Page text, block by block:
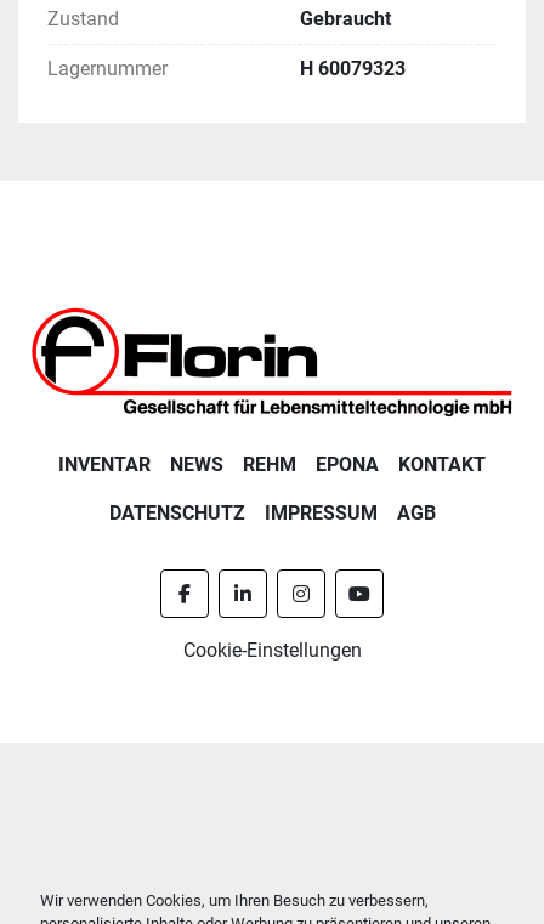
Wir verwenden Cookies, um Ihren Besuch zu verbessern,
Zustand Gebraucht
Lagernummer H 60079323
INVENTAR NEWS REHM EPONA KONTAKT
DATENSCHUTZ IMPRESSUM AGB
facebooklinkedininstagramyoutube
Cookie-Einstellungen